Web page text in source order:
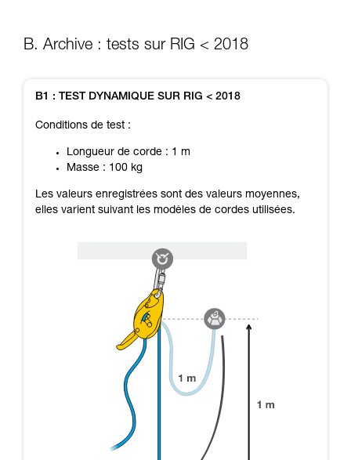
B. Archive : tests sur RIG < 2018
B1 : TEST DYNAMIQUE SUR RIG < 2018
Conditions de test :
Longueur de corde : 1 m
Masse : 100 kg
Les valeurs enregistrées sont des valeurs moyennes,
elles varient suivant les modèles de cordes utilisées.